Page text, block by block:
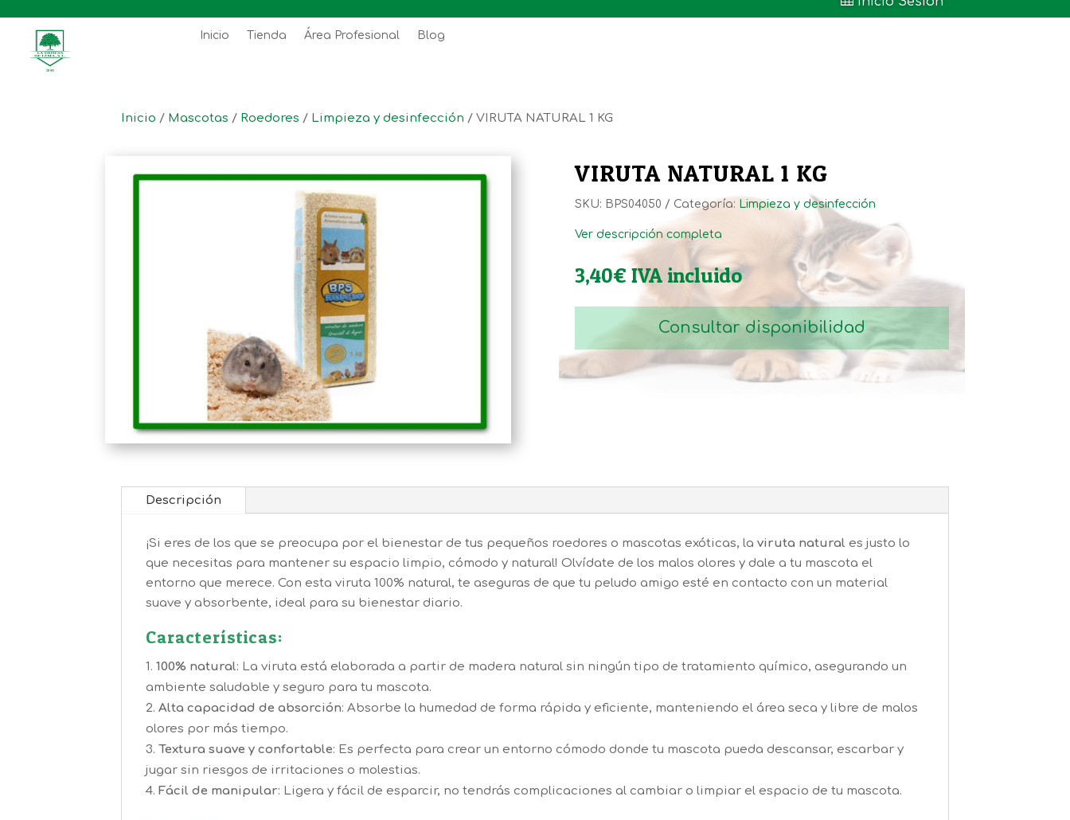
Inicio Tienda Área Profesional Blog
Inicio / Mascotas / Roedores / Limpieza y desinfección / VIRUTA NATURAL 1 KG
VIRUTA NATURAL 1 KG
SKU: BPS04050 Categoría: Limpieza y desinfección
Ver descripción completa
3,40€ IVA incluido
Consultar disponibilidad
Descripción
¡Si eres de los que se preocupa por el bienestar de tus pequeños roedores o mascotas exóticas, la viruta natural es justo lo
que necesitas para mantener su espacio limpio, cómodo y natural! Olvídate de los malos olores y dale a tu mascota el
entorno que merece. Con esta viruta 100% natural, te aseguras de que tu peludo amigo esté en contacto con un material
suave y absorbente, ideal para su bienestar diario.
Características:
100% natural: La viruta está elaborada a partir de madera natural sin ningún tipo de tratamiento químico, asegurando un
ambiente saludable y seguro para tu mascota.
Alta capacidad de absorción: Absorbe la humedad de forma rápida y eficiente, manteniendo el área seca y libre de malos
olores por más tiempo.
Textura suave y confortable: Es perfecta para crear un entorno cómodo donde tu mascota pueda descansar, escarbar y
jugar sin riesgos de irritaciones o molestias.
Fácil de manipular: Ligera y fácil de esparcir, no tendrás complicaciones al cambiar o limpiar el espacio de tu mascota.